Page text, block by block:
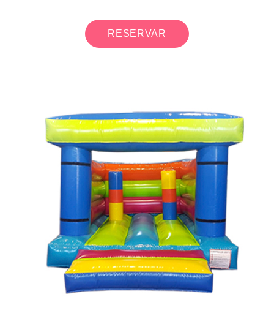
RESERVAR